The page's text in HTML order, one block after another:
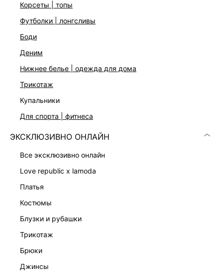
корсеты | топы
футболки | лонгсливы
боди
деним
нижнее белье | одежда для дома
трикотаж
купальники
для спорта | фитнеса
ЭКСКЛЮЗИВНО ОНЛАЙН
все эксклюзивно онлайн
love republic x lamoda
платья
костюмы
блузки и рубашки
трикотаж
брюки
джинсы
БОДИ С КРУЖЕВОМ
3 999 ₽-75%999 ₽
БОДИ С КРУЖЕВОМ